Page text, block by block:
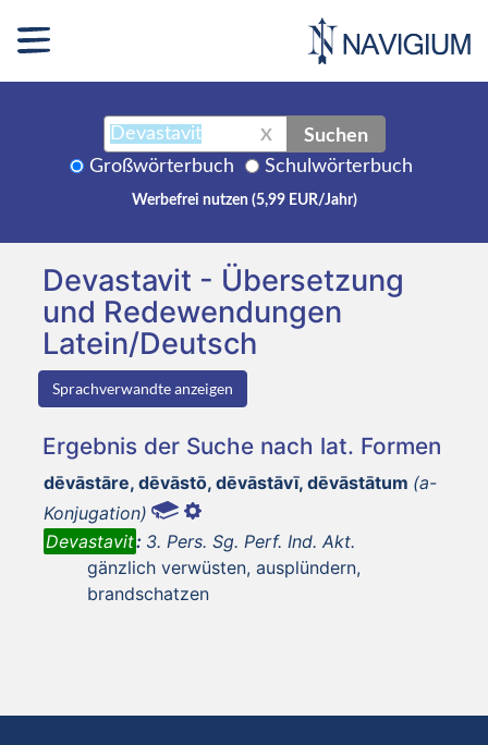
X Suchen
Großwörterbuch Schulwörterbuch
Werbefrei nutzen (5,99 EUR/Jahr)
Devastavit - Übersetzung
und Redewendungen
Latein/Deutsch
Sprachverwandte anzeigen
Ergebnis der Suche nach lat. Formen
dēvāstāre, dēvāstō, dēvāstāvī, dēvāstātum (a-
Konjugation)
Devastavit: 3. Pers. Sg. Perf. Ind. Akt.
gänzlich verwüsten, ausplündern,
brandschatzen